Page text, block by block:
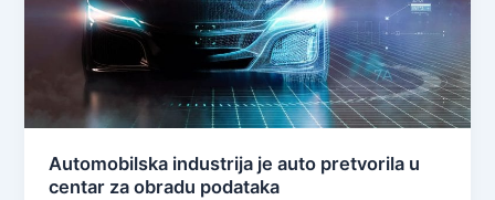
Automobilska industrija je auto pretvorila u
centar za obradu podataka